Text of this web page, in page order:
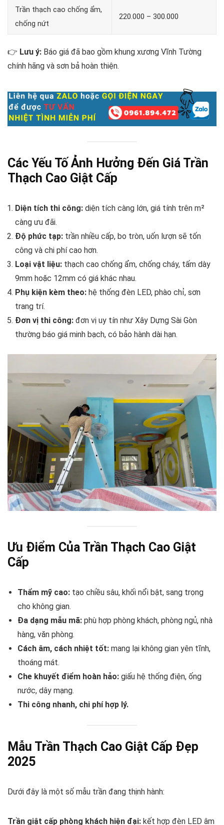
Trần thạch cao chống ẩm,
chống nứt
220.000 – 300.000
👉 Lưu ý: Báo giá đã bao gồm khung xương Vĩnh Tường
chính hãng và sơn bả hoàn thiện.
Các Yếu Tố Ảnh Hưởng Đến Giá Trần
Thạch Cao Giật Cấp
Diện tích thi công: diện tích càng lớn, giá tính trên m²
càng ưu đãi.
Độ phức tạp: trần nhiều cấp, bo tròn, uốn lượn sẽ tốn
công và chi phí cao hơn.
Loại vật liệu: thạch cao chống ẩm, chống cháy, tấm dày
9mm hoặc 12mm có giá khác nhau.
Phụ kiện kèm theo: hệ thống đèn LED, phào chỉ, sơn
trang trí.
Đơn vị thi công: đơn vị uy tín như Xây Dựng Sài Gòn
thường báo giá minh bạch, có bảo hành dài hạn.
Ưu Điểm Của Trần Thạch Cao Giật
Cấp
Thẩm mỹ cao: tạo chiều sâu, khối nổi bật, sang trọng
cho không gian.
Đa dạng mẫu mã: phù hợp phòng khách, phòng ngủ, nhà
hàng, văn phòng.
Cách âm, cách nhiệt tốt: mang lại không gian yên tĩnh,
thoáng mát.
Che khuyết điểm hoàn hảo: giấu hệ thống điện, ống
nước, dây mạng.
Thi công nhanh, chi phí hợp lý.
Mẫu Trần Thạch Cao Giật Cấp Đẹp
2025
Dưới đây là một số mẫu trần đang thịnh hành:
Trần giật cấp phòng khách hiện đại: kết hợp đèn LED âm